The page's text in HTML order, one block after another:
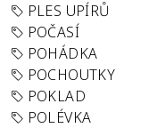
PLES UPÍRŮ
POČASÍ
POHÁDKA
POCHOUTKY
POKLAD
POLÉVKA